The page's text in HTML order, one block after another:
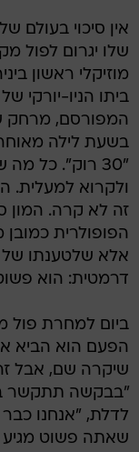
אין סיכוי בעולם
שלו יגרום לפול
מוזיקלי ראשון
ביתו הניו-יורקי
"30 רוק". כל
ולקרוא למעלית.
זה לא קרה. המון
הפופולרית כמובן
אלא שלטענתו
דרמטית: הוא
ביום למחרת פול
הפעם הוא הביא
שיקרה שם, אבל
"בבקשה תתקשר
שאתה פשוט מגיע